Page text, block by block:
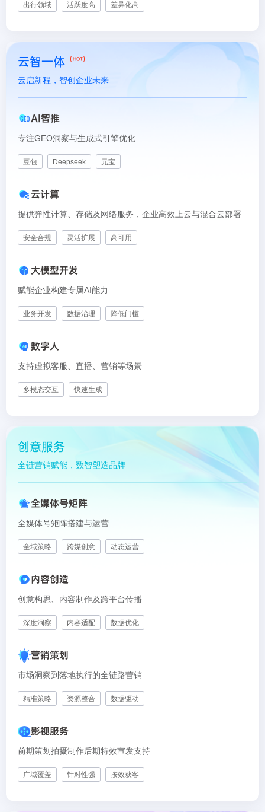
出行领域 活跃度高 差异化高
云智一体 HOT
云启新程，智创企业未来
AI智推
专注GEO洞察与生成式引擎优化
豆包 Deepseek 元宝
云计算
提供弹性计算、存储及网络服务，企业高效上云与混合云部署
安全合规 灵活扩展 高可用
大模型开发
赋能企业构建专属AI能力
业务开发 数据治理 降低门槛
数字人
支持虚拟客服、直播、营销等场景
多模态交互 快速生成
创意服务
全链营销赋能，数智塑造品牌
全媒体号矩阵
全媒体号矩阵搭建与运营
全域策略 跨媒创意 动态运营
内容创造
创意构思、内容制作及跨平台传播
深度洞察 内容适配 数据优化
营销策划
市场洞察到落地执行的全链路营销
精准策略 资源整合 数据驱动
影视服务
前期策划拍摄制作后期特效宣发支持
广域覆盖 针对性强 按效获客